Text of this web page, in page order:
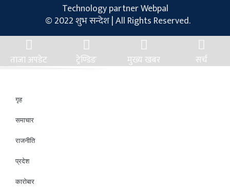
© 2022 शुभ सन्देश | All Rights Reserved.
Technology partner Webpal
ताजा अपडेट ट्रेण्डिङ मुख्य खबर सर्च
गृह
समाचार
राजनीति
प्रदेश
कारोबार